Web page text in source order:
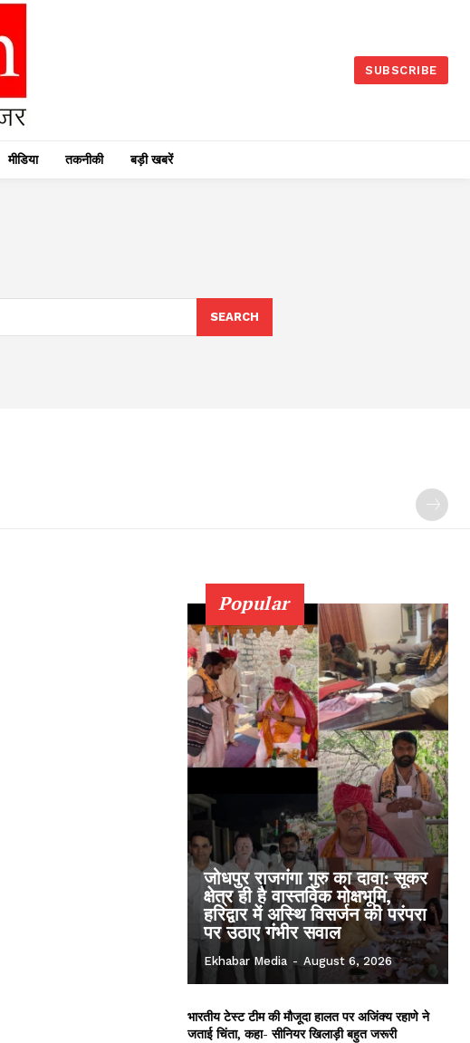
SUBSCRIBE
मीडिया तकनीकी बड़ी खबरें
SEARCH
Popular
जोधपुर राजगंगा गुरु का दावा: सूकर
क्षेत्र ही है वास्तविक मोक्षभूमि,
हरिद्वार में अस्थि विसर्जन की परंपरा
पर उठाए गंभीर सवाल
Ekhabar Media - August 6, 2026
भारतीय टेस्ट टीम की मौजूदा हालत पर अजिंक्य रहाणे ने
जताई चिंता, कहा- सीनियर खिलाड़ी बहुत जरूरी